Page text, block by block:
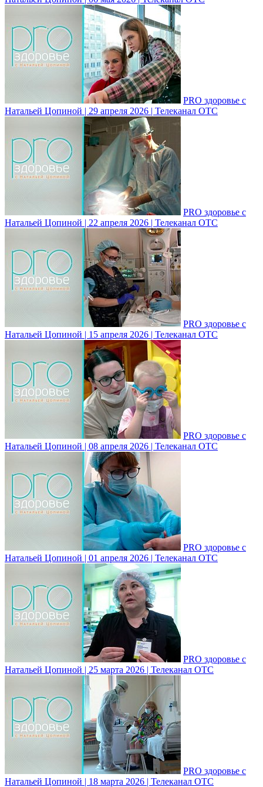
PRO здоровье с
Натальей Цопиной | 29 апреля 2026 | Телеканал ОТС
PRO здоровье с
Натальей Цопиной | 22 апреля 2026 | Телеканал ОТС
PRO здоровье с
Натальей Цопиной | 15 апреля 2026 | Телеканал ОТС
PRO здоровье с
Натальей Цопиной | 08 апреля 2026 | Телеканал ОТС
PRO здоровье с
Натальей Цопиной | 01 апреля 2026 | Телеканал ОТС
PRO здоровье с
Натальей Цопиной | 25 марта 2026 | Телеканал ОТС
PRO здоровье с
Натальей Цопиной | 18 марта 2026 | Телеканал ОТС